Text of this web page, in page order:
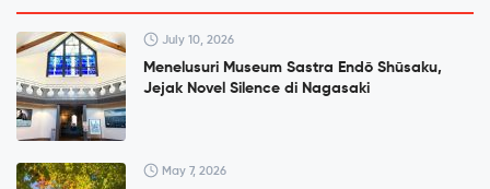
July 10, 2026
Menelusuri Museum Sastra Endō Shūsaku,
Jejak Novel Silence di Nagasaki
May 7, 2026